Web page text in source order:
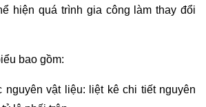
hiện quá trình gia công làm thay đổi
bao gồm:
nguyên vật liệu: liệt kê chi tiết nguyên